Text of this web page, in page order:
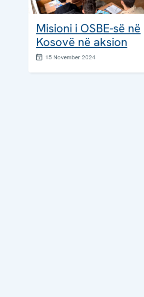
Misioni i OSBE-së në
Kosovë në aksion
15 November 2024